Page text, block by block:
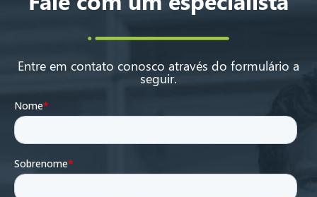
Entre em contato conosco através do formulário a
seguir.